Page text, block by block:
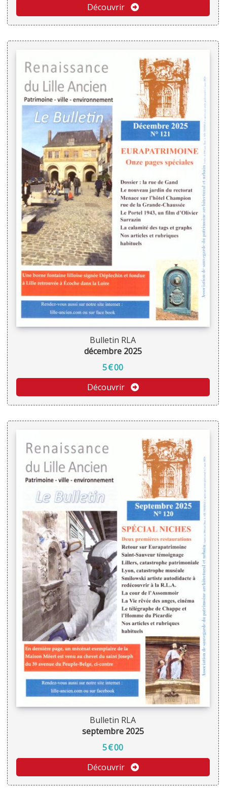
Découvrir
Bulletin RLA
décembre 2025
5€00
Découvrir
Bulletin RLA
septembre 2025
5€00
Découvrir